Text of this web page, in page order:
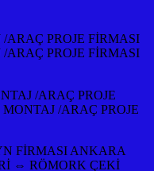
ARAÇ PROJE FİRMASI
PROJE FİRMASI
/ARAÇ PROJE
/ARAÇ PROJE
FİRMASI ANKARA
⇔ RÖMORK ÇEKİ